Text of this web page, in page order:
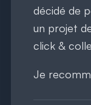
décidé de
un projet
click &
Je